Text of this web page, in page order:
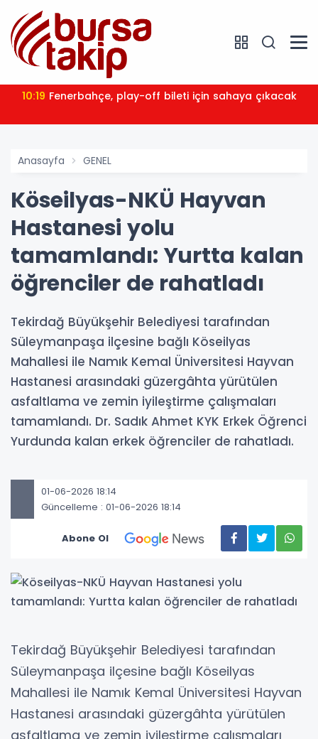
10:19 Fenerbahçe, play-off bileti için sahaya çıkacak
Anasayfa GENEL
Köseilyas-NKÜ Hayvan
Hastanesi yolu
tamamlandı: Yurtta kalan
öğrenciler de rahatladı
Tekirdağ Büyükşehir Belediyesi tarafından
Süleymanpaşa ilçesine bağlı Köseilyas
Mahallesi ile Namık Kemal Üniversitesi Hayvan
Hastanesi arasındaki güzergâhta yürütülen
asfaltlama ve zemin iyileştirme çalışmaları
tamamlandı. Dr. Sadık Ahmet KYK Erkek Öğrenci
Yurdunda kalan erkek öğrenciler de rahatladı.
01-06-2026 18:14
Güncelleme : 01-06-2026 18:14
Abone Ol
Tekirdağ Büyükşehir Belediyesi tarafından
Süleymanpaşa ilçesine bağlı Köseilyas
Mahallesi ile Namık Kemal Üniversitesi Hayvan
Hastanesi arasındaki güzergâhta yürütülen
asfaltlama ve zemin iyileştirme çalışmaları